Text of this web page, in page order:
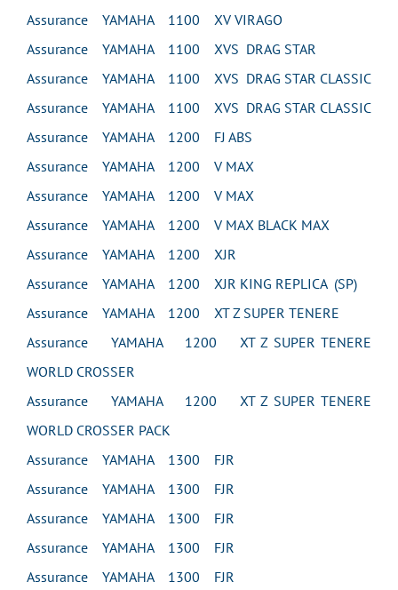
Assurance YAMAHA 1100 XV VIRAGO
Assurance YAMAHA 1100 XVS DRAG STAR
Assurance YAMAHA 1100 XVS DRAG STAR CLASSIC
Assurance YAMAHA 1100 XVS DRAG STAR CLASSIC
Assurance YAMAHA 1200 FJ ABS
Assurance YAMAHA 1200 V MAX
Assurance YAMAHA 1200 V MAX
Assurance YAMAHA 1200 V MAX BLACK MAX
Assurance YAMAHA 1200 XJR
Assurance YAMAHA 1200 XJR KING REPLICA (SP)
Assurance YAMAHA 1200 XT Z SUPER TENERE
Assurance YAMAHA 1200 XT Z SUPER TENERE
WORLD CROSSER
Assurance YAMAHA 1200 XT Z SUPER TENERE
WORLD CROSSER PACK
Assurance YAMAHA 1300 FJR
Assurance YAMAHA 1300 FJR
Assurance YAMAHA 1300 FJR
Assurance YAMAHA 1300 FJR
Assurance YAMAHA 1300 FJR